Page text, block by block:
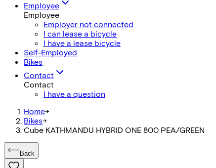
Employee
Employee
Employer not connected
I can lease a bicycle
I have a lease bicycle
Self-Employed
Bikes
Contact
Contact
I have a question
Home->
Bikes->
Cube KATHMANDU HYBRID ONE 800 PEA/GREEN
Back